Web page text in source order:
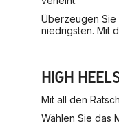
Überzeugen Sie
niedrigsten. Mit
HIGH
Mit all den
Wählen Sie das